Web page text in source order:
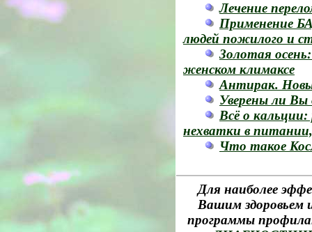
Лечение
Применение
людей пожилого и
Золотая
женском климаксе
Антирак.
Уверены ли Вы
Всё о кальции:
нехватки в
Что такое
Для наиболее
Вашим здоровьем
программы